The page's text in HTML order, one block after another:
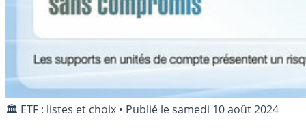
🏛️ ETF : listes et choix • Publié lesamedi 10 août 2024